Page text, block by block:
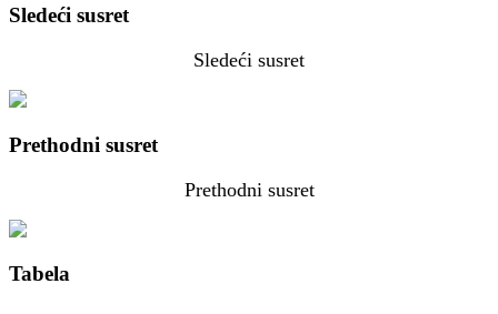
Sledeći susret
Sledeći susret
Prethodni susret
Prethodni susret
Tabela